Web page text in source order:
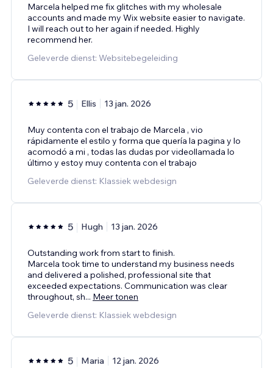
Marcela helped me fix glitches with my wholesale
accounts and made my Wix website easier to navigate.
I will reach out to her again if needed. Highly
recommend her.
Geleverde dienst: Websitebegeleiding
5 Ellis 13 jan. 2026
Muy contenta con el trabajo de Marcela , vio
rápidamente el estilo y forma que quería la pagina y lo
acomodó a mi , todas las dudas por videollamada lo
último y estoy muy contenta con el trabajo
Geleverde dienst: Klassiek webdesign
5 Hugh 13 jan. 2026
Outstanding work from start to finish.
Marcela took time to understand my business needs
and delivered a polished, professional site that
exceeded expectations. Communication was clear
throughout, sh... Meer tonen
Geleverde dienst: Klassiek webdesign
5 Maria 12 jan. 2026